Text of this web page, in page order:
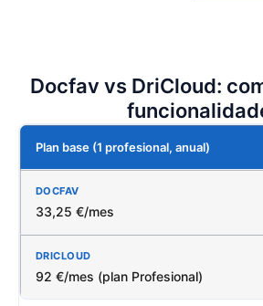
Docfav vs DriCloud:
Plan base (1 profesional, anual)
33,25 €/mes
92 €/mes (plan Profesional)